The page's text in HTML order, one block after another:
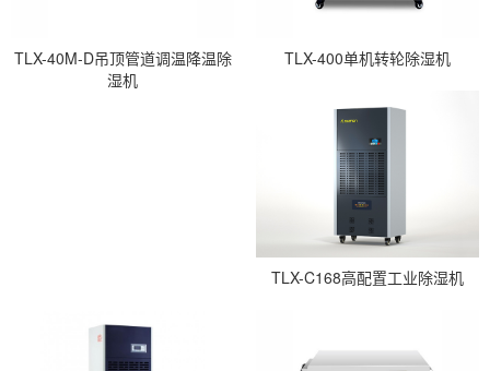
TLX-40M-D吊顶管道调温降温除
湿机
TLX-400单机转轮除湿机
TLX-C168高配置工业除湿机